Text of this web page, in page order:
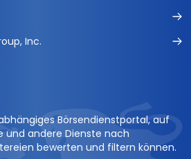
Inc.
Börsendienstportal, auf
und andere Dienste nach
bewerten und filtern können.